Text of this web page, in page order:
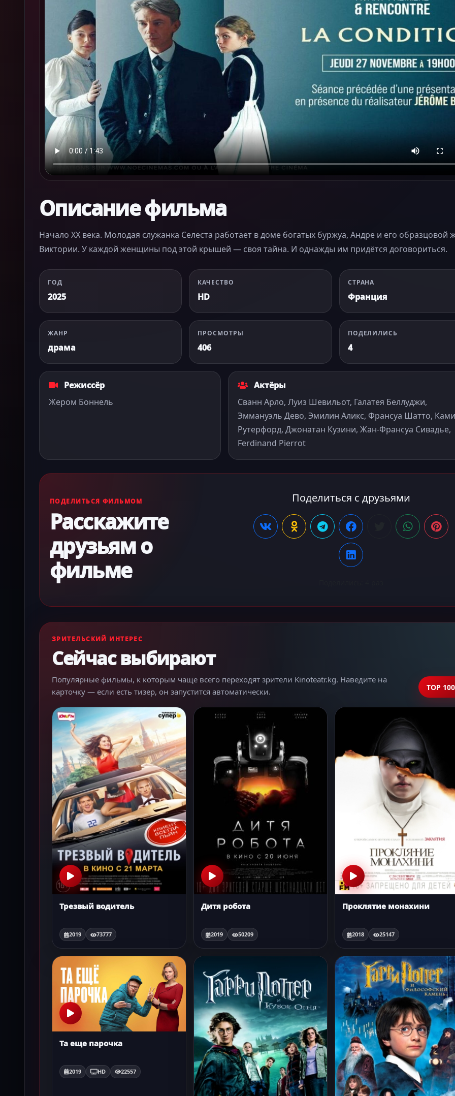
Описание фильма
Начало XX века. Молодая служанка Селеста работает в доме богатых буржуа, Андре и его образцовой
Виктории. У каждой женщины под этой крышей — своя тайна. И однажды им придётся договориться.
ГОД
2025
КАЧЕСТВО
HD
СТРАНА
Франция
ЖАНР
драма
ПРОСМОТРЫ
406
ПОДЕЛИЛИСЬ
4
Режиссёр
Жером Боннель
Актёры
Сванн Арло, Луиз Шевильот, Галатея Беллуджи,
Эммануэль Дево, Эмилин Аликс, Франсуа Шатто,
Рутерфорд, Джонатан Кузини, Жан-Франсуа Сивадье,
Ferdinand Pierrot
ПОДЕЛИТЬСЯ ФИЛЬМОМ
Расскажите
друзьям о
фильме
Поделиться с друзьями
ЗРИТЕЛЬСКИЙ ИНТЕРЕС
Сейчас выбирают
Популярные фильмы, к которым чаще всего переходят зрители Kinoteatr.kg. Наведите на
карточку — если есть тизер, он запустится автоматически.
TOP 100
Трезвый водитель
2019 73777
Дитя робота
2019 50209
Проклятие монахини
2018 25147
Та еще парочка
2019 HD 22557